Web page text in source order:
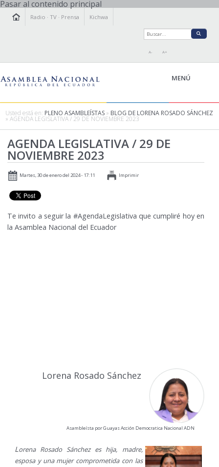
Pasar al contenido principal
Radio ·TV · Prensa Kichwa
A- A+
MENÚ
LEGISLAMOS
FISCALIZAMOS
TRANSPARENCIA
PRENSA
PARTICIPACIÓN
AGENDA
Usted está en: PLENO ASAMBLEÍSTAS » BLOG DE LORENA ROSADO SÁNCHEZ
» AGENDA LEGISLATIVA / 29 DE NOVIEMBRE 2023
AGENDA LEGISLATIVA / 29 DE
NOVIEMBRE 2023
Martes, 30 de enero del 2024 - 17:11 Imprimir
Te invito a seguir la #AgendaLegislativa que cumpliré hoy en
la Asamblea Nacional del Ecuador
Lorena Rosado Sánchez
Asambleísta por Guayas Acción Democratica Nacional ADN
Lorena Rosado Sánchez es hija, madre,
esposa y una mujer comprometida con las